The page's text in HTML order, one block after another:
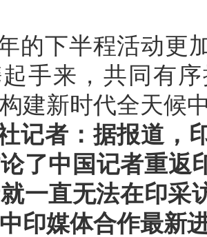
的下半程活动更
手来，共同有
建新时代全天候
记者：据报道，
了中国记者重返
一直无法在印采
印媒体合作最新